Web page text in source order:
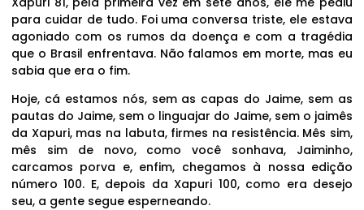
para cuidar de tudo. Foi uma conversa triste, ele estava
agoniado com os rumos da doença e com a tragédia
que o Brasil enfrentava. Não falamos em morte, mas eu
sabia que era o fim.
Hoje, cá estamos nós, sem as capas do Jaime, sem as
pautas do Jaime, sem o linguajar do Jaime, sem o jaimês
da Xapuri, mas na labuta, firmes na resistência. Mês sim,
mês sim de novo, como você sonhava, Jaiminho,
carcamos porva e, enfim, chegamos à nossa edição
número 100. E, depois da Xapuri 100, como era desejo
seu, a gente segue esperneando.